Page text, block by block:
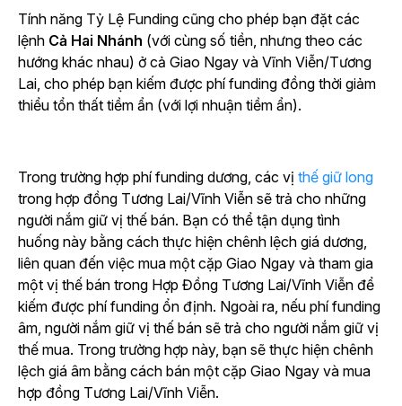
Tính năng Tỷ Lệ Funding cũng cho phép bạn đặt các
lệnh Cả Hai Nhánh (với cùng số tiền, nhưng theo các
hướng khác nhau) ở cả Giao Ngay và Vĩnh Viễn/Tương
Lai, cho phép bạn kiếm được phí funding đồng thời giảm
thiểu tổn thất tiềm ẩn (với lợi nhuận tiềm ẩn).
Trong trường hợp phí funding dương, các vị thế giữ long
trong hợp đồng Tương Lai/Vĩnh Viễn sẽ trả cho những
người nắm giữ vị thế bán. Bạn có thể tận dụng tình
huống này bằng cách thực hiện chênh lệch giá dương,
liên quan đến việc mua một cặp Giao Ngay và tham gia
một vị thế bán trong Hợp Đồng Tương Lai/Vĩnh Viễn để
kiếm được phí funding ổn định. Ngoài ra, nếu phí funding
âm, người nắm giữ vị thế bán sẽ trả cho người nắm giữ vị
thế mua. Trong trường hợp này, bạn sẽ thực hiện chênh
lệch giá âm bằng cách bán một cặp Giao Ngay và mua
hợp đồng Tương Lai/Vĩnh Viễn.